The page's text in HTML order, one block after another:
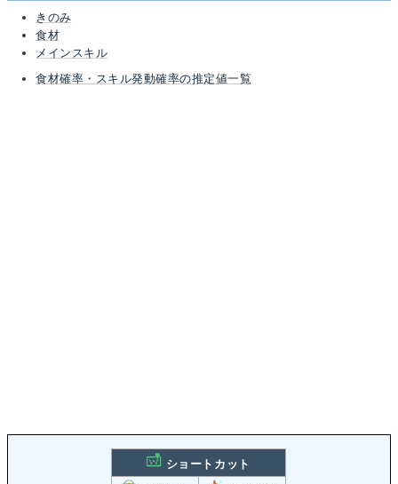
きのみ
食材
メインスキル
食材確率・スキル発動確率の推定値一覧
ショートカット